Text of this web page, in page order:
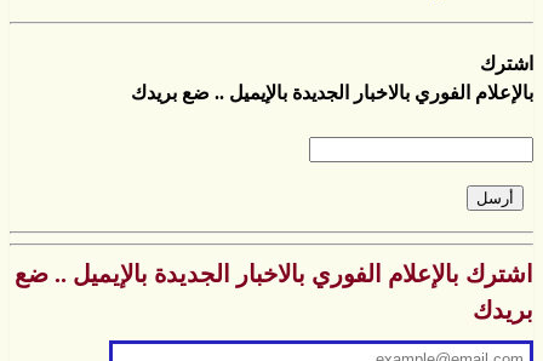
اشترك
بالإعلام الفوري بالاخبار الجديدة بالإيميل .. ضع بريدك
اشترك بالإعلام الفوري بالاخبار الجديدة بالإيميل .. ضع
بريدك